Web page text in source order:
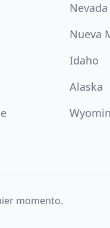
Nevada
Nueva
Idaho
Alaska
momento.